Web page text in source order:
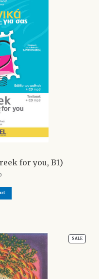
for you, B1)
SALE
ON